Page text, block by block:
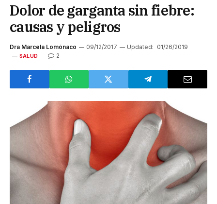
Dolor de garganta sin fiebre:
causas y peligros
Dra Marcela Lomónaco 09/12/2017 Updated: 01/26/2019
SALUD 2